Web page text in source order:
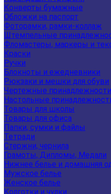
Конверты бумажные
Обложки на паспорт
Фоторамки, рамки-коллаж
Штемпельные
Фломастеры, маркеры и
Краски
Ручки
Блокноты и ежедневники
Рюкзаки и мешки для обуви
Чертежные принадлежности
Настольные
Товары для школы
Товары для офиса
Папки, сумки и файлы
Тетради
Стержни, чернила
Грамоты, Дипломы, Медали
Нижнее белье и домашняя
Мужское белье
Женское белье
Колготки и чулки